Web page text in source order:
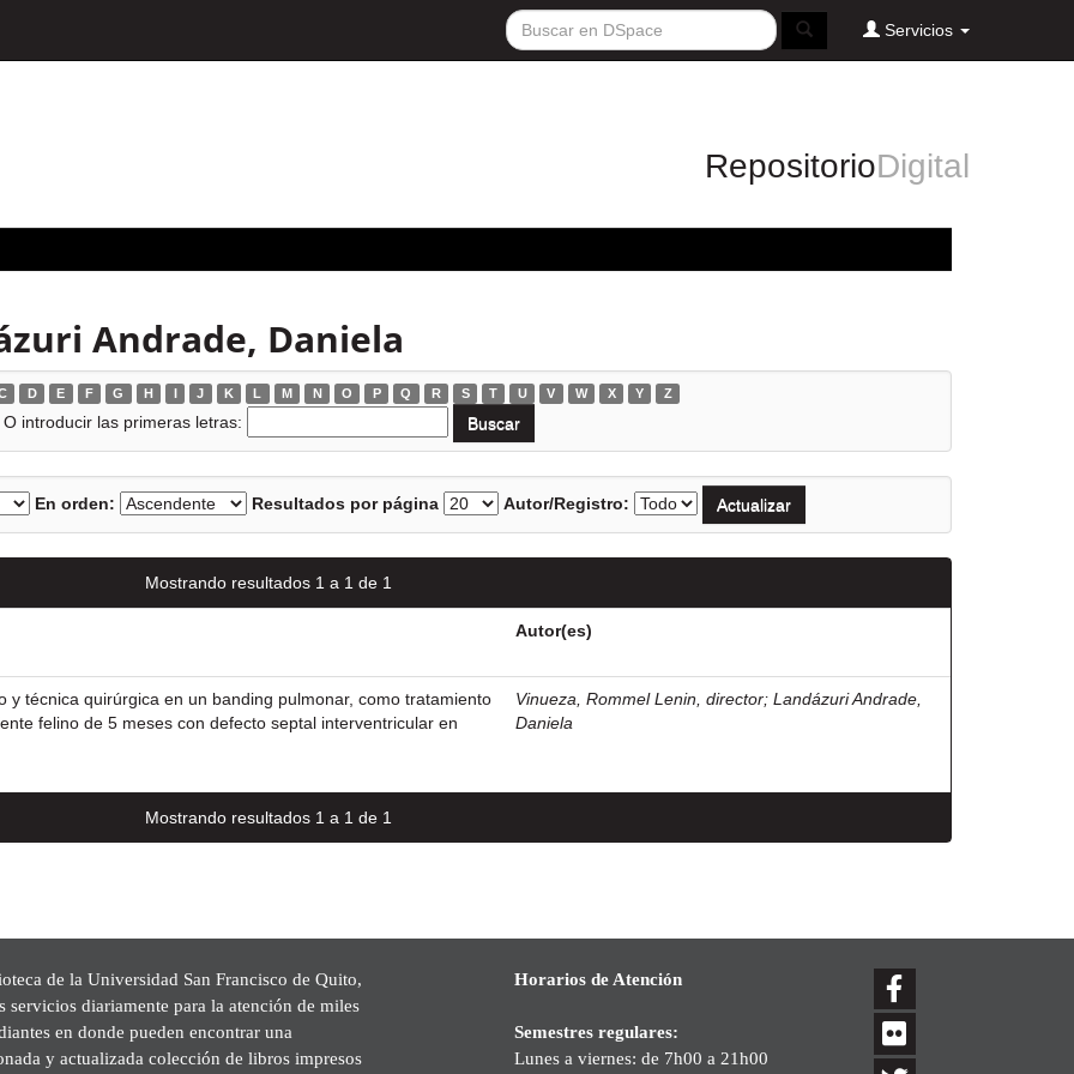
Servicios
RepositorioDigital
Andrade, Daniela
D E F G H I J K L M N O P Q R S T U V W X Y Z
O introducir las primeras letras:
En orden: Resultados por página Autor/Registro:
Mostrando resultados 1 a 1 de 1
Autor(es)
y técnica quirúrgica en un banding pulmonar, como tratamiento
felino de 5 meses con defecto septal interventricular en
Vinueza, Rommel Lenin, director; Landázuri Andrade,
Daniela
Mostrando resultados 1 a 1 de 1
de la Universidad San Francisco de Quito,
servicios diariamente para la atención de miles
en donde pueden encontrar una
y actualizada colección de libros impresos
Horarios de Atención
Semestres regulares:
Lunes a viernes: de 7h00 a 21h00